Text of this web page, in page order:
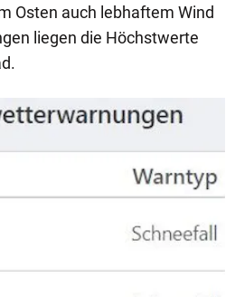
Osten auch lebhaftem Wind
liegen die Höchstwerte